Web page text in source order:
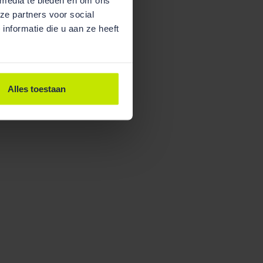
partners voor social
die u aan ze heeft
Alles toestaan